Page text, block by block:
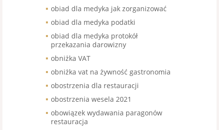
obiad dla medyka jak zorganizować
obiad dla medyka podatki
obiad dla medyka protokół
przekazania darowizny
obniżka VAT
obniżka vat na żywność gastronomia
obostrzenia dla restauracji
obostrzenia wesela 2021
obowiązek wydawania paragonów
restauracja